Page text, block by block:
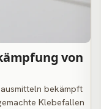
von
bekämpft
Klebefallen